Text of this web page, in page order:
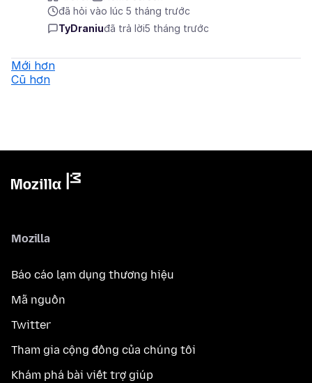
đã hỏi vào lúc 5 tháng trước
TyDraniuđã trả lời5 tháng trước
Mới hơn
Cũ hơn
Mozilla
Báo cáo lạm dụng thương hiệu
Mã nguồn
Twitter
Tham gia cộng đồng của chúng tôi
Khám phá bài viết trợ giúp